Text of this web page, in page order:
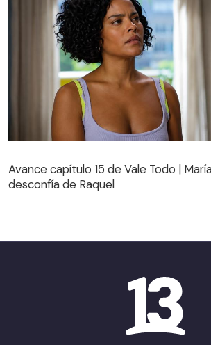
desconfía de Raquel
Avance capítulo 15 de Vale Todo |
desconfía de Raquel